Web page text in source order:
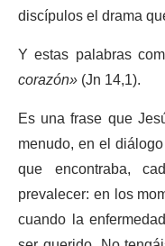
discípulos el drama
Y estas palabras
corazón»(Jn 14,1).
Es una frase que
menudo, en el
que encontraba,
prevalecer: en los
cuando la